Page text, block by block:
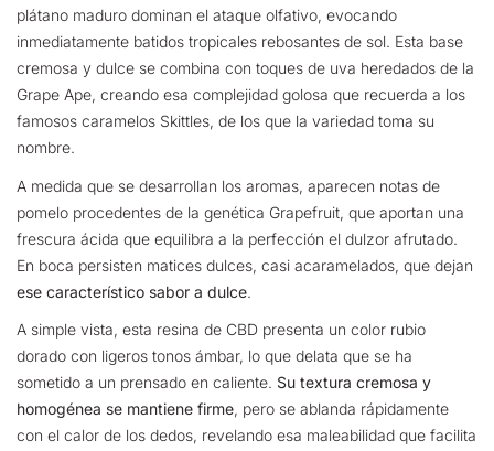
plátano maduro dominan el ataque olfativo, evocando
inmediatamente batidos tropicales rebosantes de sol. Esta base
cremosa y dulce se combina con toques de uva heredados de la
Grape Ape, creando esa complejidad golosa que recuerda a los
famosos caramelos Skittles, de los que la variedad toma su
nombre.
A medida que se desarrollan los aromas, aparecen notas de
pomelo procedentes de la genética Grapefruit, que aportan una
frescura ácida que equilibra a la perfección el dulzor afrutado.
En boca persisten matices dulces, casi acaramelados, que dejan
ese característico sabor a dulce.
A simple vista, esta resina de CBD presenta un color rubio
dorado con ligeros tonos ámbar, lo que delata que se ha
sometido a un prensado en caliente. Su textura cremosa y
homogénea se mantiene firme, pero se ablanda rápidamente
con el calor de los dedos, revelando esa maleabilidad que facilita